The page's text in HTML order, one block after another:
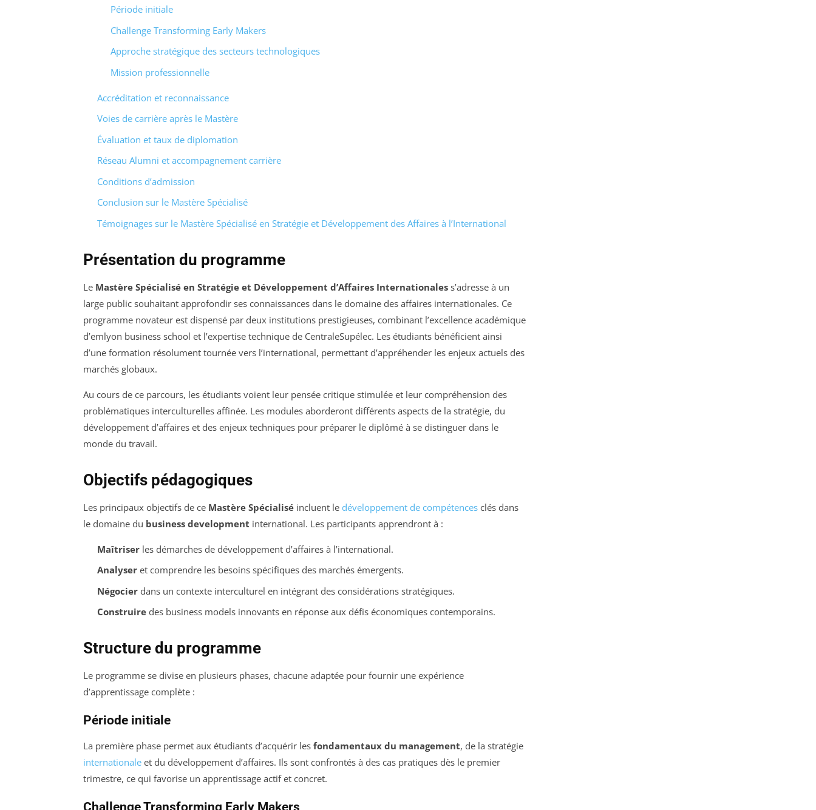
Période initiale
Challenge Transforming Early Makers
Approche stratégique des secteurs technologiques
Mission professionnelle
Accréditation et reconnaissance
Voies de carrière après le Mastère
Évaluation et taux de diplomation
Réseau Alumni et accompagnement carrière
Conditions d’admission
Conclusion sur le Mastère Spécialisé
Témoignages sur le Mastère Spécialisé en Stratégie et Développement des Affaires à l’International
Présentation du programme
Le Mastère Spécialisé en Stratégie et Développement d’Affaires Internationales s’adresse à un
large public souhaitant approfondir ses connaissances dans le domaine des affaires internationales. Ce
programme novateur est dispensé par deux institutions prestigieuses, combinant l’excellence académique
d’emlyon business school et l’expertise technique de CentraleSupélec. Les étudiants bénéficient ainsi
d’une formation résolument tournée vers l’international, permettant d’appréhender les enjeux actuels des
marchés globaux.
Au cours de ce parcours, les étudiants voient leur pensée critique stimulée et leur compréhension des
problématiques interculturelles affinée. Les modules aborderont différents aspects de la stratégie, du
développement d’affaires et des enjeux techniques pour préparer le diplômé à se distinguer dans le
monde du travail.
Objectifs pédagogiques
Les principaux objectifs de ce Mastère Spécialisé incluent le développement de compétences clés dans
le domaine du business development international. Les participants apprendront à :
Maîtriserles démarches de développement d’affaires à l’international.
Analyseret comprendre les besoins spécifiques des marchés émergents.
Négocierdans un contexte interculturel en intégrant des considérations stratégiques.
Construiredes business models innovants en réponse aux défis économiques contemporains.
Structure du programme
Le programme se divise en plusieurs phases, chacune adaptée pour fournir une expérience
d’apprentissage complète :
Période initiale
La première phase permet aux étudiants d’acquérir les fondamentaux du management, de la stratégie
internationale et du développement d’affaires. Ils sont confrontés à des cas pratiques dès le premier
trimestre, ce qui favorise un apprentissage actif et concret.
Challenge Transforming Early Makers